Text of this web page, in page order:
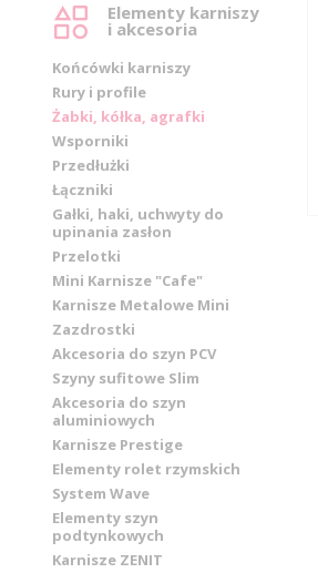
Elementy karniszy
i akcesoria
Końcówki karniszy
Rury i profile
Żabki, kółka, agrafki
Wsporniki
Przedłużki
Łączniki
Gałki, haki, uchwyty do
upinania zasłon
Przelotki
Mini Karnisze "Cafe"
Karnisze Metalowe Mini
Zazdrostki
Akcesoria do szyn PCV
Szyny sufitowe Slim
Akcesoria do szyn
aluminiowych
Karnisze Prestige
Elementy rolet rzymskich
System Wave
Elementy szyn
podtynkowych
Karnisze ZENIT